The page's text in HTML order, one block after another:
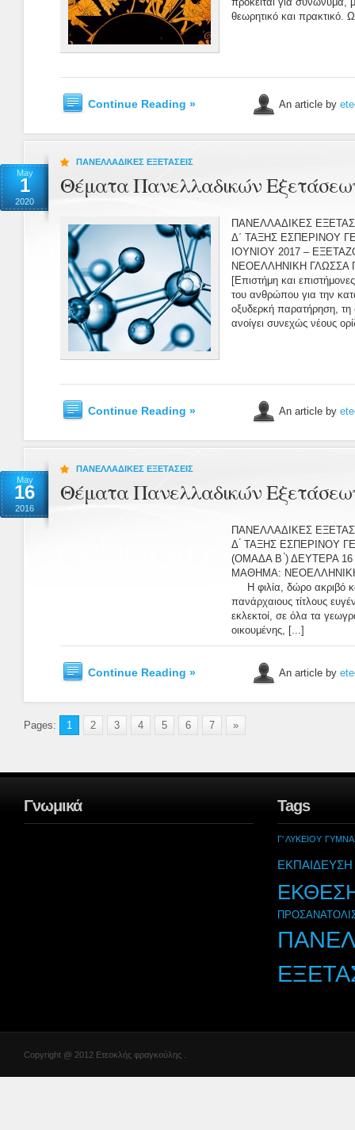
θεωρητικό και πρακτικό.
Continue Reading » An article by
May
1
2020
ΠΑΝΕΛΛΑΔΙΚΕΣ ΕΞΕΤΑΣΕΙΣ
Θέματα Πανελλαδικών
ΠΑΝΕΛΛΑΔΙΚΕΣ
Δ΄ ΤΑΞΗΣ ΕΣΠΕΡΙΝΟΥ
ΙΟΥΝΙΟΥ 2017 –
ΝΕΟΕΛΛΗΝΙΚΗ ΓΛΩΣΣΑ
[Επιστήμη και
του ανθρώπου για την
οξυδερκή παρατήρηση, τη
ανοίγει συνεχώς νέους
Continue Reading » An article by
May
16
2016
ΠΑΝΕΛΛΑΔΙΚΕΣ ΕΞΕΤΑΣΕΙΣ
Θέματα Πανελλαδικών
ΠΑΝΕΛΛΑΔΙΚΕΣ
Δ ́ ΤΑΞΗΣ ΕΣΠΕΡΙΝΟΥ
(ΟΜΑΔΑ Β ́) ΔΕΥΤΕΡΑ
ΜΑΘΗΜΑ:
Η φιλία, δώρο ακριβό
πανάρχαιους τίτλους
εκλεκτοί, σε όλα τα
οικουμένης, [...]
Continue Reading » An article by
Pages: 1 2 3 4 5 6 7 »
Γνωμικά Tags
Γ' ΛΥΚΕΙΟΥ
ΕΚΠΑΙΔΕΥΣΗ
Copyright @ 2012 Ετεοκλής φραγκούλης .